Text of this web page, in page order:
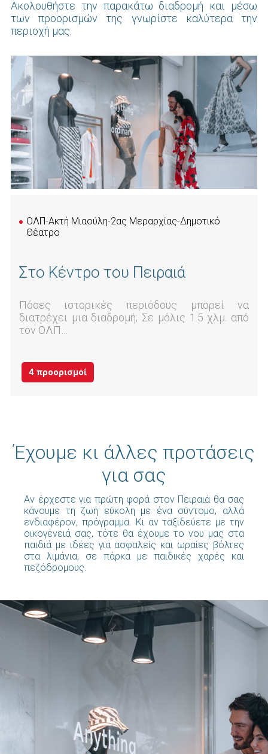
Ακολουθήστε την παρακάτω διαδρομή και μέσω
των προορισμών της γνωρίστε καλύτερα την
περιοχή μας.
ΟΛΠ-Ακτή Μιαούλη-2ας Μεραρχίας-Δημοτικό
Θέατρο
Στο Κέντρο του Πειραιά
Πόσες ιστορικές περιόδους μπορεί να
διατρέχει μια διαδρομή; Σε μόλις 1.5 χλμ. από
τον ΟΛΠ…
4 προορισμοί
Έχουμε κι άλλες προτάσεις
για σας
Αν έρχεστε για πρώτη φορά στον Πειραιά θα σας
κάνουμε τη ζωή εύκολη με ένα σύντομο, αλλά
ενδιαφέρον, πρόγραμμα. Κι αν ταξιδεύετε με την
οικογένειά σας, τότε θα έχουμε το νου μας στα
παιδιά με ιδέες για ασφαλείς και ωραίες βόλτες
στα λιμάνια, σε πάρκα με παιδικές χαρές και
πεζόδρομους.